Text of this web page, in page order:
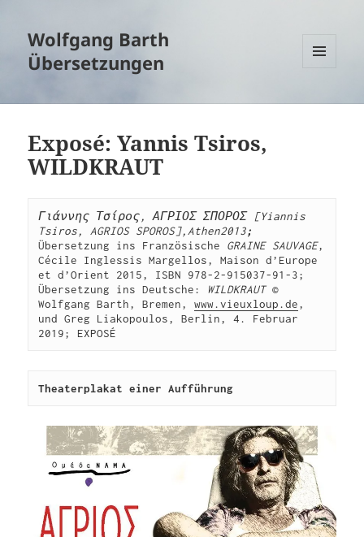
Wolfgang Barth
Übersetzungen
WIDGETS
Exposé: Yannis Tsiros,
WILDKRAUT
Γιάννης Τσίρος, ΑΓΡΙΟΣ ΣΠΟΡΟΣ [Yiannis
Tsiros, AGRIOS SPOROS],Athen2013
Übersetzung ins Französische GRAINE SAUVAGE,
Cécile Inglessis Margellos, Maison d’Europe
et d’Orient 2015, ISBN 978-2-915037-91-3;
Übersetzung ins Deutsche: WILDKRAUT ©
Wolfgang Barth, Bremen, www.vieuxloup.de,
und Greg Liakopoulos, Berlin, 4. Februar
2019; EXPOSÉ
Theaterplakat einer Aufführung